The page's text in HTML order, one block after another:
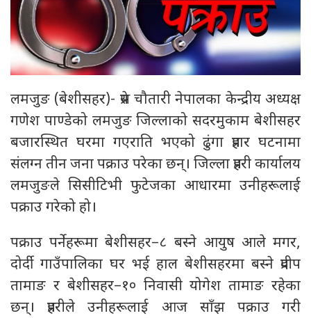
लमजुङ (बेशीसहर)- प्रेस चौतारी नेपालका केन्द्रीय अध्यक्ष
गणेश पाण्डेको लमजुङ जिल्लाको सदरमुकाम बेशीसहर
बजारस्थित घरमा गएराति भएको ढुंगा प्रहार घटनामा
संलग्न तीन जना पक्राउ परेका छन्। जिल्ला प्रहरी कार्यालय
लमजुङले सिसीटिभी फुटेजका आधारमा उनीहरूलाई
पक्राउ गरेको हो।
पक्राउ पर्नेहरूमा बेशीसहर–८ बस्ने आयुष आले मगर,
दोर्दी गाउँपालिका घर भई हाल बेशीसहरमा बस्ने प्रदीप
तामाङ र बेशीसहर–१० निवासी योगेश तामाङ रहेका
छन्। प्रहरीले उनीहरूलाई आज साँझ पक्राउ गरी